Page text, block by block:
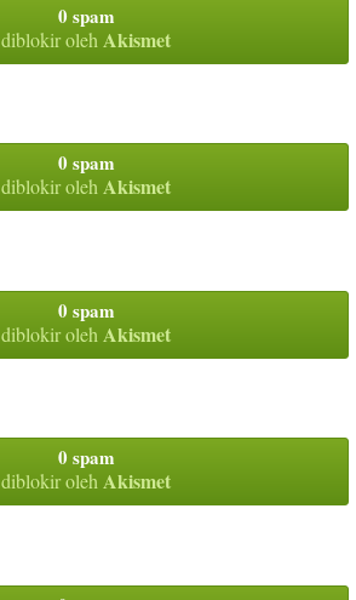
0 spam
diblokir oleh Akismet
0 spam
diblokir olehAkismet
0 spam
diblokir oleh Akismet
0 spam
diblokir olehAkismet